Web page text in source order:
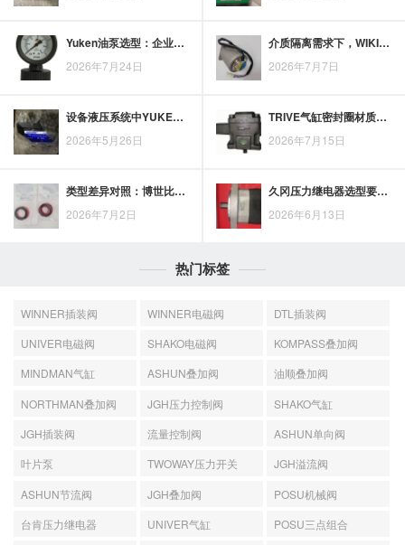
Yuken油泵选型：企业竞争力提升的设备配置考量
2026年7月24日
介质隔离需求下，WIKI隔膜压力表为何更适合工业现场
2026年7月7日
设备液压系统中YUKEN叶片泵的供油稳定性与应用要点
2026年5月26日
TRIVE气缸密封圈材质选择，应与温度、压力及介质工况相匹配
2026年7月15日
类型差异对照：博世比例减压阀的特点与优缺点分析
2026年7月2日
久冈压力继电器选型要看哪些关键因素
2026年6月13日
热门标签
WINNER插装阀 WINNER电磁阀
DTL插装阀
UNIVER电磁阀
SHAKO电磁阀
KOMPASS叠加阀
MINDMAN气缸
ASHUN叠加阀
油顺叠加阀
NORTHMAN叠加阀
JGH压力控制阀
SHAKO气缸
JGH插装阀
流量控制阀
ASHUN单向阀
叶片泵
TWOWAY压力开关
JGH溢流阀
ASHUN节流阀
JGH叠加阀
POSU机械阀
台肯压力继电器
UNIVER气缸 POSU三点组合